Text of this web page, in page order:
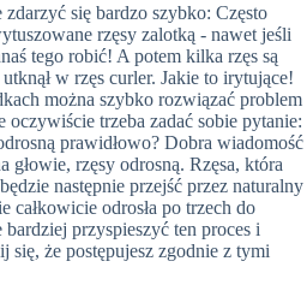
się bardzo szybko: Często
rzęsy zalotką - nawet jeśli
tego robić! A potem kilka rzęs są
w rzęs curler. Jakie to irytujące!
można szybko rozwiązać problem
oczywiście trzeba zadać sobie pytanie:
prawidłowo? Dobra wiadomość
głowie, rzęsy odrosną. Rzęsa, która
następnie przejść przez naturalny
odrosła po trzech do
przyspieszyć ten proces i
się, że postępujesz zgodnie z tymi